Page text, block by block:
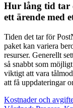
Hur lång tid tar
ett ärende med
Tiden det tar för
paket kan variera
resurser. Generellt
så snabbt som
viktigt att vara
att få uppdateringar
Kostnader och